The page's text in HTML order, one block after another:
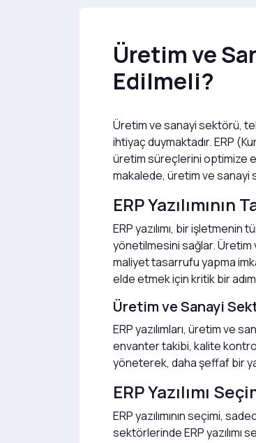
Üretim ve
Edilmeli?
Üretim ve sanayi sektörü,
ihtiyaç duymaktadır. ERP
üretim süreçlerini optimize
makalede, üretim ve sanayi
ERP Yazılımının
ERP yazılımı, bir
yönetilmesini sağlar. Üretim
maliyet tasarrufu yapma
elde etmek için kritik bir
Üretim ve Sanayi
ERP yazılımları, üretim ve
envanter takibi, kalite
yöneterek, daha şeffaf bir
ERP Yazılımı
ERP yazılımının seçimi,
sektörlerinde ERP yazılımı